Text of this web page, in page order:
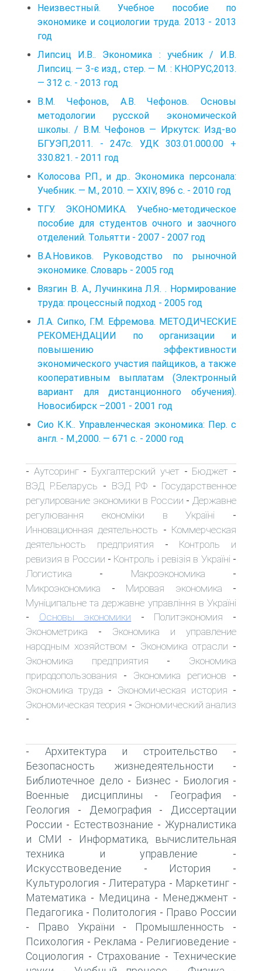
Неизвестный. Учебное пособие по
экономике и социологии труда. 2013 - 2013
год
Липсиц И.В.. Экономика : учебник / И.В.
Липсиц. — 3-є изд., стер. — М. : КНОРУС,2013.
— 312 с. - 2013 год
В.М. Чефонов, А.В. Чефонов. Основы
методологии русской экономической
школы. / В.М. Чефонов — Иркутск: Изд-во
БГУЭП,2011. - 247с. УДК 303.01.000.00 +
330.821. - 2011 год
Колосова Р.П., и др.. Экономика персонала:
Учебник. — M., 2010. — XXIV, 896 с. - 2010 год
ТГУ. ЭКОНОМИКА. Учебно-методическое
пособие для студентов очного и заочного
отделений. Тольятти - 2007 - 2007 год
В.А.Новиков. Руководство по рыночной
экономике. Словарь - 2005 год
Вязгин В. А., Лучинкина Л.Я. . Нормирование
труда: процессный подход - 2005 год
Л.А. Сипко, Г.М. Ефремова. МЕТОДИЧЕСКИЕ
РЕКОМЕНДАЦИИ по организации и
повышению эффективности
экономического участия пайщиков, а также
кооперативным выплатам (Электронный
вариант для дистанционного обучения).
Новосибирск –2001 - 2001 год
Сио К.К.. Управленческая экономика: Пер. с
англ. - М.,2000. — 671 с. - 2000 год
- Аутсоринг- Бухгалтерский учет - Бюджет -
ВЭД Р.Беларусь - ВЭД РФ - Государственное
регулирование экономики в России - Державне
регулювання економіки в Україні -
Инновационная деятельность - Коммерческая
деятельность предприятия - Контроль и
ревизия в России - Контроль і ревізія в Україні -
Логистика - Макроэкономика -
Микроэкономика - Мировая экономика -
Муніципальне та державне управління в Україні
- Основы экономики - Политэкономия -
Эконометрика - Экономика и управление
народным хозяйством - Экономика отрасли -
Экономика предприятия - Экономика
природопользования - Экономика регионов -
Экономика труда - Экономическая история -
Экономическая теория - Экономический анализ
-
- Архитектура и строительство -
Безопасность жизнедеятельности -
Библиотечное дело - Бизнес - Биология -
Военные дисциплины - География -
Геология - Демография -
Диссертации
России - Естествознание - Журналистика
и СМИ -
Информатика, вычислительная
техника и управление -
Искусствоведение - История -
Культурология - Литература - Маркетинг -
Математика - Медицина - Менеджмент -
Педагогика - Политология - Право России
- Право України - Промышленность -
Психология - Реклама - Религиоведение -
Социология - Страхование - Технические